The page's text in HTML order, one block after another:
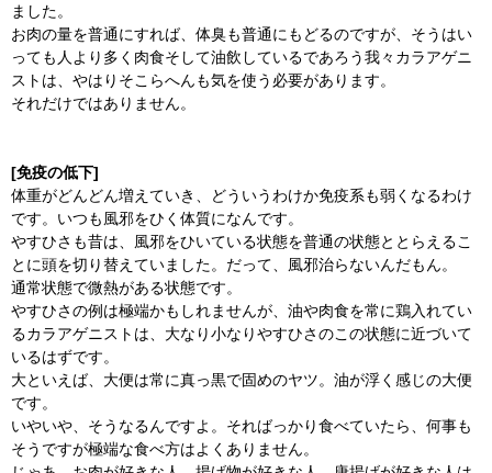
ました。
お肉の量を普通にすれば、体臭も普通にもどるのですが、そうはい
っても人より多く肉食そして油飲しているであろう我々カラアゲニ
ストは、やはりそこらへんも気を使う必要があります。
それだけではありません。
[免疫の低下]
体重がどんどん増えていき、どういうわけか免疫系も弱くなるわけ
です。いつも風邪をひく体質になんです。
やすひさも昔は、風邪をひいている状態を普通の状態ととらえるこ
とに頭を切り替えていました。だって、風邪治らないんだもん。
通常状態で微熱がある状態です。
やすひさの例は極端かもしれませんが、油や肉食を常に鶏入れてい
るカラアゲニストは、大なり小なりやすひさのこの状態に近づいて
いるはずです。
大といえば、大便は常に真っ黒で固めのヤツ。油が浮く感じの大便
です。
いやいや、そうなるんですよ。そればっかり食べていたら、何事も
そうですが極端な食べ方はよくありません。